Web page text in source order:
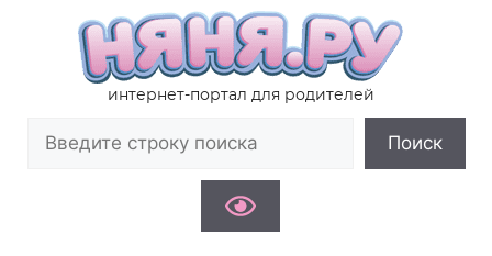
содержимому
интернет-портал для родителей
Поиск